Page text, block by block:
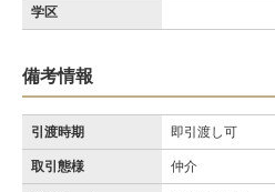
学区
備考情報
引渡時期 即引渡し可
取引態様 仲介